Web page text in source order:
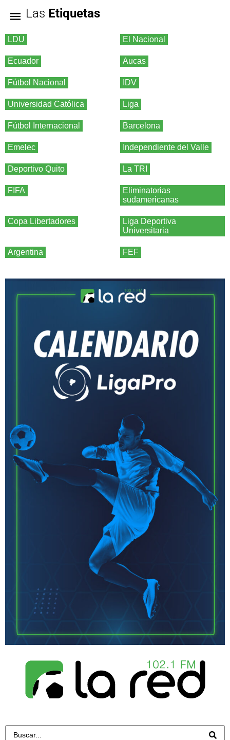
Las Etiquetas
LDU El Nacional
Ecuador Aucas
Fútbol Nacional IDV
Universidad Católica Liga
Fútbol Internacional Barcelona
Emelec Independiente del Valle
Deportivo Quito La TRI
FIFA
Eliminatorias
sudamericanas
Copa Libertadores
Liga Deportiva
Universitaria
Argentina FEF